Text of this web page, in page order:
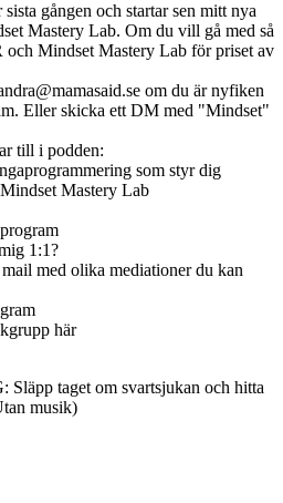
gången och startar sen mitt nya
Mastery Lab. Om du vill gå med så
och Mindset Mastery Lab för priset av
om du är nyfiken
Eller skicka ett DM med "Mindset"
till i podden:
som styr dig
Mastery Lab
1:1?
med olika mediationer du kan
här
taget om svartsjukan och hitta
musik)